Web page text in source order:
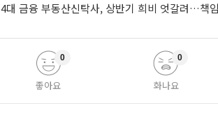
4대 금융 부동산신탁사, 상반기 희비 엇갈려…책
좋아요
0
화나요
0